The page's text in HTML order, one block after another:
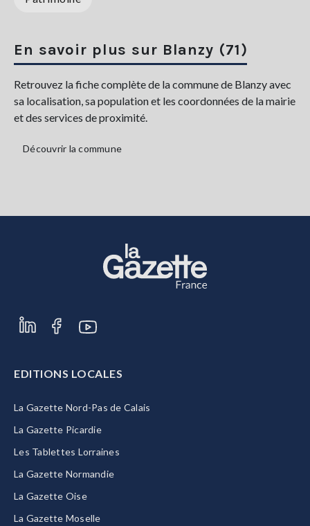
En savoir plus sur Blanzy (71)
Retrouvez la fiche complète de la commune de Blanzy avec
sa localisation, sa population et les coordonnées de la mairie
et des services de proximité.
Découvrir la commune
EDITIONS LOCALES
La Gazette Nord-Pas de Calais
La Gazette Picardie
Les Tablettes Lorraines
La Gazette Normandie
La Gazette Oise
La Gazette Moselle